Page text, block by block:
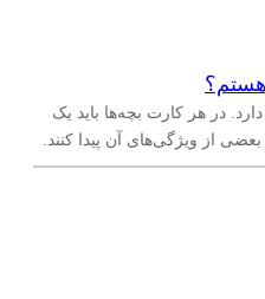
در هر کارت بچه‌ها باید یک
از ویژگی‌های آن پیدا کنند.